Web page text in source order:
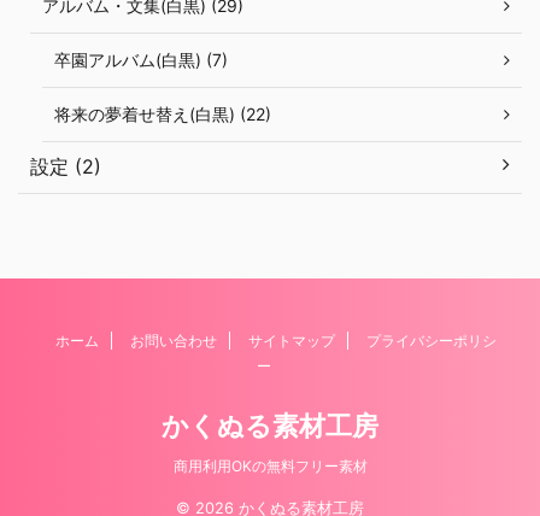
アルバム・文集(白黒) (29)
卒園アルバム(白黒) (7)
将来の夢着せ替え(白黒) (22)
設定 (2)
ホーム お問い合わせ サイトマップ
プライバシーポリシ
ー
かくぬる素材工房
商用利用OKの無料フリー素材
© 2026 かくぬる素材工房